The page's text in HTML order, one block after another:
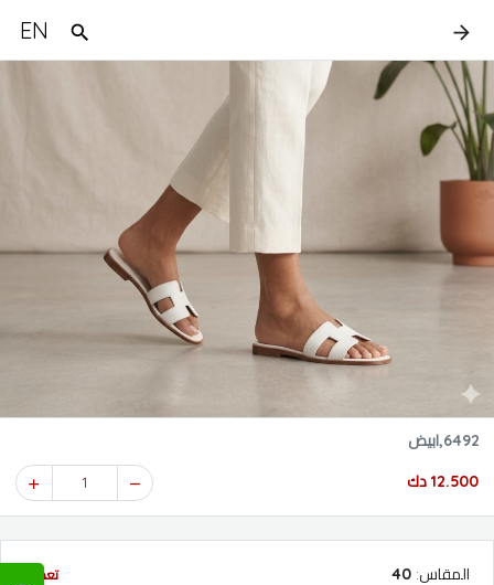
EN
6492,ابيض
12.500 دك 1
المقاس:
40 تعديل